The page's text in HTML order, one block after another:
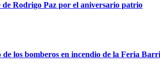
de Rodrigo Paz por el aniversario patrio
los bomberos en incendio de la Feria